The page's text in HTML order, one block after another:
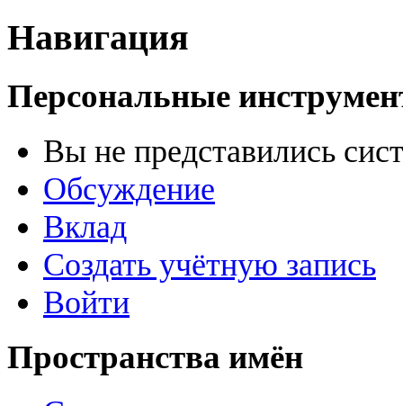
Навигация
Персональные
Вы не представились
Обсуждение
Вклад
Создать учётную запись
Войти
Пространства имён